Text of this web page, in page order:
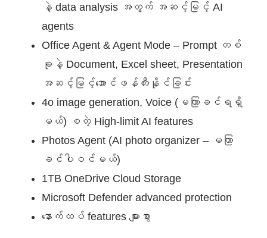
နဲ့ data analysis အတွက် အဆင့်မြင့် AI
agents
Office Agent & Agent Mode – Prompt တစ်
ခုနဲ့ Document, Excel sheet, Presentation
အဆင့်မြင့်အောင်ဖန်တီးနိုင်ခြင်း
4o image generation, Voice (မကြာခင်ရရှိ
မယ်) စတဲ့ High-limit AI features
Photos Agent (AI photo organizer – မကြာ
ခင်ပါဝင်မယ်)
1TB OneDrive Cloud Storage
Microsoft Defender advanced protection
နောက်ထပ် features များစွာ